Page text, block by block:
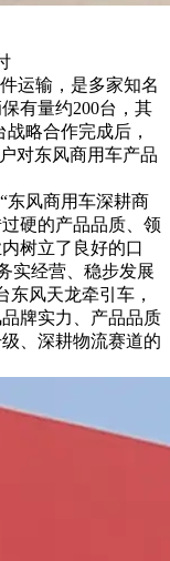
运输，是多家知名
有量约200台，其
略合作完成后，
对东风商用车产品
东风商用车深耕商
硬的产品品质、领
树立了良好的口
实经营、稳步发展
东风天龙牵引车，
牌实力、产品品质
、深耕物流赛道的